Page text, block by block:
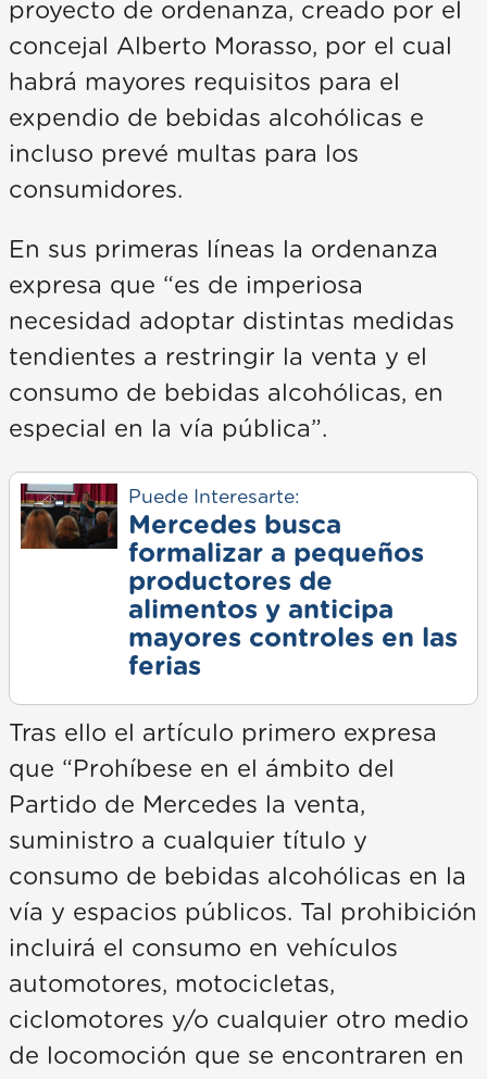
proyecto de ordenanza, creado por el
concejal Alberto Morasso, por el cual
habrá mayores requisitos para el
expendio de bebidas alcohólicas e
incluso prevé multas para los
consumidores.
En sus primeras líneas la ordenanza
expresa que “es de imperiosa
necesidad adoptar distintas medidas
tendientes a restringir la venta y el
consumo de bebidas alcohólicas, en
especial en la vía pública”.
Puede Interesarte:
Mercedes busca
formalizar a pequeños
productores de
alimentos y anticipa
mayores controles en las
ferias
Tras ello el artículo primero expresa
que “Prohíbese en el ámbito del
Partido de Mercedes la venta,
suministro a cualquier título y
consumo de bebidas alcohólicas en la
vía y espacios públicos. Tal prohibición
incluirá el consumo en vehículos
automotores, motocicletas,
ciclomotores y/o cualquier otro medio
de locomoción que se encontraren en